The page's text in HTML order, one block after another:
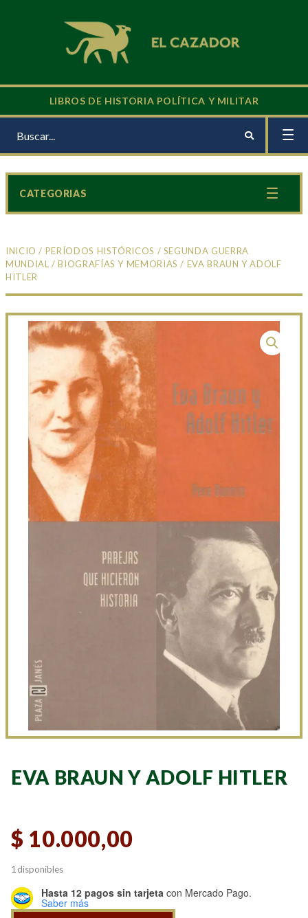
LIBROS DE HISTORIA POLÍTICA Y MILITAR
INICIO / PERÍODOS HISTÓRICOS / SEGUNDA GUERRA
MUNDIAL /BIOGRAFÍAS Y MEMORIAS / EVA BRAUN Y ADOLF
HITLER
EVA BRAUN Y ADOLF HITLER
$ 10.000,00
1 disponibles
Hasta 12 pagos sin tarjeta con Mercado Pago.
Saber más
CATEGORIAS